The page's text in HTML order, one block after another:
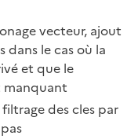
vecteur, ajout
dans le cas où la
et que le
manquant
des cles par